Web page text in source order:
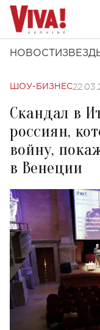
НОВОСТИ
ШОУ-БИЗНЕС
Скандал в
россиян,
войну,
в Венеции